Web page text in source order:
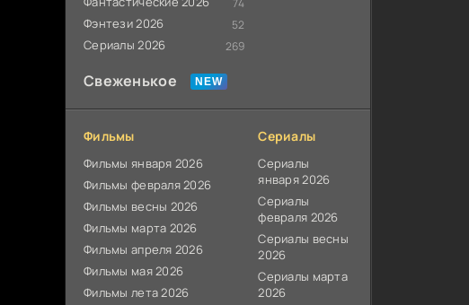
74
Фэнтези 2026 52
Сериалы 2026 269
Свеженькое
Фильмы
Фильмы января 2026
Фильмы февраля 2026
Фильмы весны 2026
Фильмы марта 2026
Фильмы апреля 2026
Фильмы мая 2026
Фильмы лета 2026
Сериалы
Сериалы
января 2026
Сериалы
февраля 2026
Сериалы весны
2026
Сериалы марта
2026